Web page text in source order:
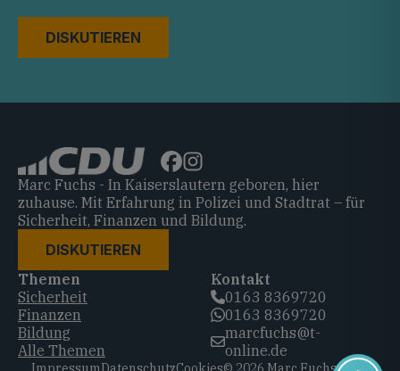
DISKUTIEREN
Marc Fuchs - In Kaiserslautern geboren, hier
zuhause. Mit Erfahrung in Polizei und Stadtrat – für
Sicherheit, Finanzen und Bildung.
DISKUTIEREN
Themen
Sicherheit
Finanzen
Bildung
Alle Themen
Kontakt
0163 8369720‬
0163 8369720‬
marcfuchs@t-
online.de